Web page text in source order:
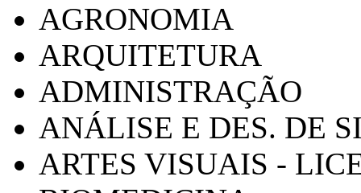
AGRONOMIA
ARQUITETURA
ADMINISTRAÇÃO
ANÁLISE E DES. DE
ARTES VISUAIS -